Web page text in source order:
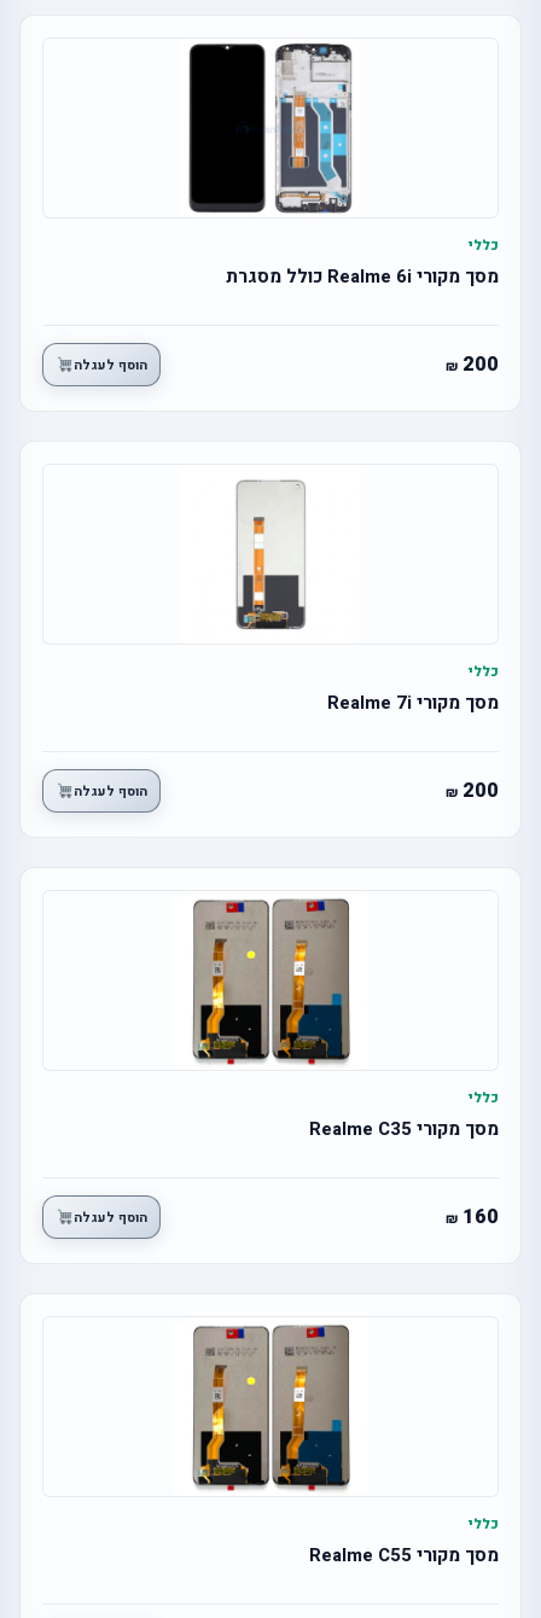
כללי
מסך מקורי Realme 6i כולל מסגרת
200 הוסף לעגלה
כללי
מסך מקורי Realme 7i
200 הוסף לעגלה
כללי
מסך מקורי Realme C35
160 הוסף לעגלה
כללי
מסך מקורי Realme C55